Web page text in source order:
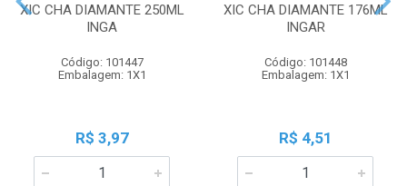
XIC CHA DIAMANTE 250ML
INGA
Código: 101447
Embalagem: 1X1
R$ 3,97
XIC CHA DIAMANTE 176ML
INGAR
Código: 101448
Embalagem: 1X1
R$ 4,51